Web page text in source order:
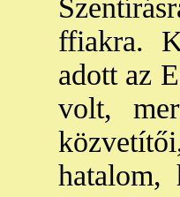
ffiakra.
adott az
volt,
hatalom,